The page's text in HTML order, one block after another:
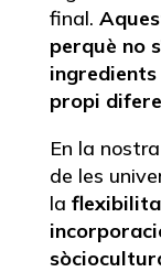
final.
perquè no
propi
En la
de les
la